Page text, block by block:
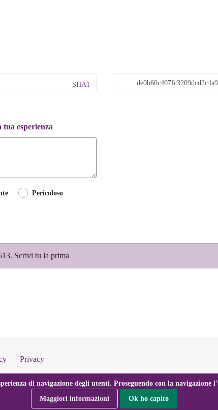
SHA1
esperienza
Pericoloso
Scrivi tu la prima
Privacy
di navigazione degli utenti. Proseguendo con la
Maggiori informazioni
Ok ho capito